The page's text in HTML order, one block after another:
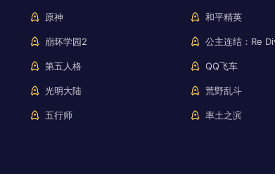
原神 和平精英
崩坏学园2 公主连结：Re
第五人格 QQ飞车
光明大陆 荒野乱斗
五行师 率土之滨